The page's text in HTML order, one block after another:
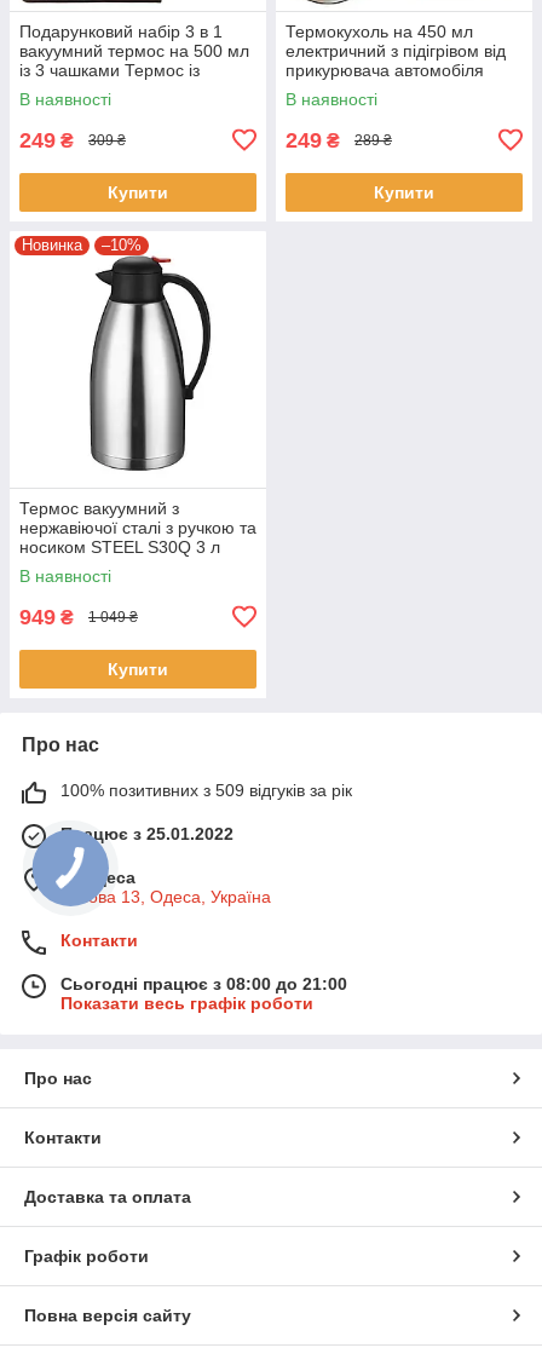
Подарунковий набір 3 в 1
вакуумний термос на 500 мл
із 3 чашками Термос із
чашками в дорогу
В наявності
249 ₴ 309 ₴
Купити
Термокухоль на 450 мл
електричний з підігрівом від
прикурювача автомобіля
2240 12 В
В наявності
249 ₴ 289 ₴
Купити
Новинка –10%
Термос вакуумний з
нержавіючої сталі з ручкою та
носиком STEEL S30Q 3 л
Термос для гарячих та
холодних напоїв
В наявності
949 ₴ 1 049 ₴
Купити
Про нас
100% позитивних з 509 відгуків за рік
Працює з 25.01.2022
м. Одеса
Базова 13, Одеса, Україна
Контакти
Сьогодні працює з 08:00 до 21:00
Показати весь графік роботи
Про нас
Контакти
Доставка та оплата
Графік роботи
Повна версія сайту
КНОПКА
ЗВ'ЯЗКУ